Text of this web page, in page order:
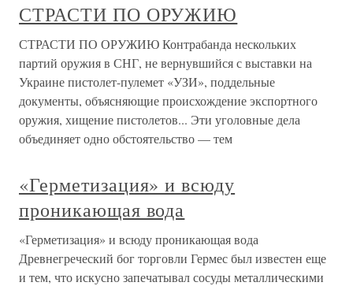
СТРАСТИ ПО ОРУЖИЮ
СТРАСТИ ПО ОРУЖИЮ Контрабанда нескольких
партий оружия в СНГ, не вернувшийся с выставки на
Украине пистолет-пулемет «УЗИ», поддельные
документы, объясняющие происхождение экспортного
оружия, хищение пистолетов... Эти уголовные дела
объединяет одно обстоятельство — тем
«Герметизация» и всюду
проникающая вода
«Герметизация» и всюду проникающая вода
Древнегреческий бог торговли Гермес был известен еще
и тем, что искусно запечатывал сосуды металлическими